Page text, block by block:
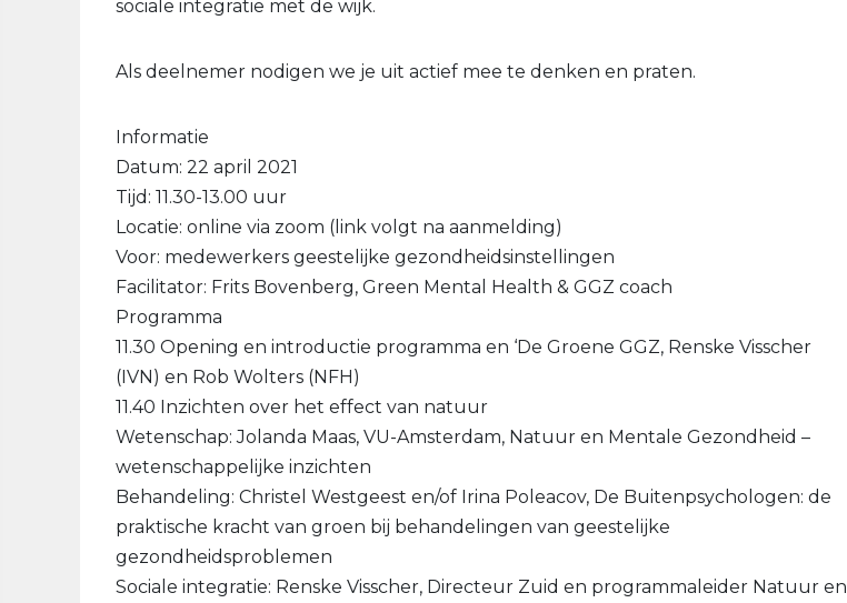
sociale integratie met de wijk.
Als deelnemer nodigen we je uit actief mee te denken en praten.
Informatie
Datum: 22 april 2021
Tijd: 11.30-13.00 uur
Locatie: online via zoom (link volgt na aanmelding)
Voor: medewerkers geestelijke gezondheidsinstellingen
Facilitator: Frits Bovenberg, Green Mental Health & GGZ coach
Programma
11.30 Opening en introductie programma en ‘De Groene GGZ, Renske Visscher
(IVN) en Rob Wolters (NFH)
11.40 Inzichten over het effect van natuur
Wetenschap: Jolanda Maas, VU-Amsterdam, Natuur en Mentale Gezondheid –
wetenschappelijke inzichten
Behandeling: Christel Westgeest en/of Irina Poleacov, De Buitenpsychologen: de
praktische kracht van groen bij behandelingen van geestelijke
gezondheidsproblemen
Sociale integratie: Renske Visscher, Directeur Zuid en programmaleider Natuur en